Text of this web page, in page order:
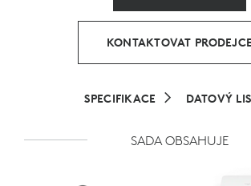
KONTAKTOVAT
SPECIFIKACE DATOVÝ
SADA OBSAHUJE